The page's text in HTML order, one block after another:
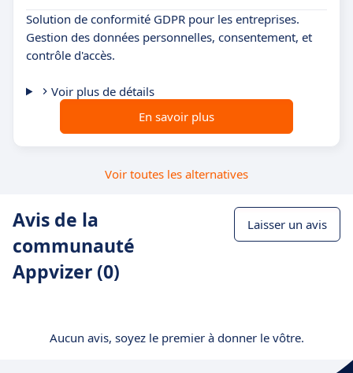
Solution de conformité GDPR pour les entreprises.
Gestion des données personnelles, consentement, et
contrôle d'accès.
Voir plus de détails
En savoir plus
Voir toutes les alternatives
Avis de la
communauté
Appvizer (0)
Laisser un avis
Aucun avis, soyez le premier à donner le vôtre.